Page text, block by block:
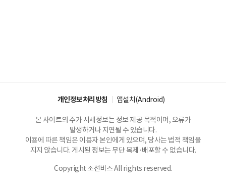
개인정보처리방침 앱설치(Android)
본 사이트의 주가 시세정보는 정보 제공 목적이며, 오류가
발생하거나 지연될 수 있습니다.
이용에 따른 책임은 이용자 본인에게 있으며, 당사는 법적 책임을
지지 않습니다. 게시된 정보는 무단 복제·배포할 수 없습니다.
Copyright 조선비즈 All rights reserved.